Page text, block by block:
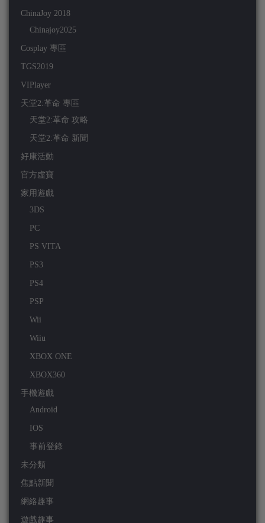
ChinaJoy 2018
Chinajoy2025
Cosplay 專區
TGS2019
VIPlayer
天堂2:革命 專區
天堂2:革命 攻略
天堂2:革命 新聞
好康活動
官方虛寶
家用遊戲
3DS
PC
PS VITA
PS3
PS4
PSP
Wii
Wiiu
XBOX ONE
XBOX360
手機遊戲
Android
IOS
事前登錄
未分類
焦點新聞
網絡趣事
遊戲趣事